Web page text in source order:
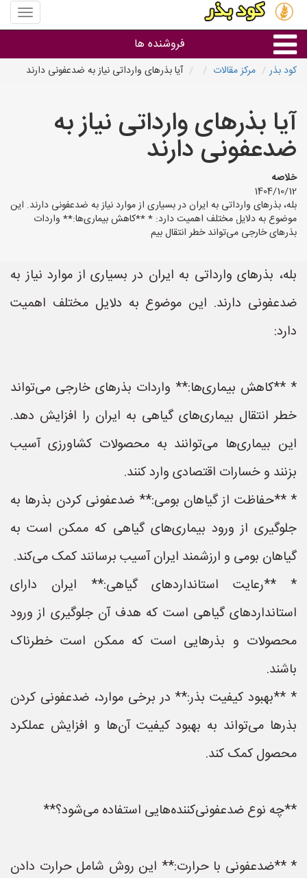
منوی
سایت
بذر
فروشنده ها
استان ها
کود بذر مرکز مقالات آیا بذرهای وارداتی نیاز به ضدعفونی دارند
آیا بذرهای وارداتی نیاز به
ضدعفونی دارند
خلاصه
1404/10/12
بله، بذرهای وارداتی به ایران در بسیاری از موارد نیاز به ضدعفونی دارند. این
موضوع به دلایل مختلف اهمیت دارد: * **کاهش بیماری‌ها:** واردات
بذرهای خارجی می‌تواند خطر انتقال بیم
بله، بذرهای وارداتی به ایران در بسیاری از موارد نیاز به
ضدعفونی دارند. این موضوع به دلایل مختلف اهمیت
دارد:
* **کاهش بیماری‌ها:** واردات بذرهای خارجی می‌تواند
خطر انتقال بیماری‌های گیاهی به ایران را افزایش دهد.
این بیماری‌ها می‌توانند به محصولات کشاورزی آسیب
بزنند و خسارات اقتصادی وارد کنند.
* **حفاظت از گیاهان بومی:** ضدعفونی کردن بذرها به
جلوگیری از ورود بیماری‌های گیاهی که ممکن است به
گیاهان بومی و ارزشمند ایران آسیب برسانند کمک می‌کند.
* **رعایت استانداردهای گیاهی:** ایران دارای
استانداردهای گیاهی است که هدف آن جلوگیری از ورود
محصولات و بذرهایی است که ممکن است خطرناک
باشند.
* **بهبود کیفیت بذر:** در برخی موارد، ضدعفونی کردن
بذرها می‌تواند به بهبود کیفیت آن‌ها و افزایش عملکرد
محصول کمک کند.
**چه نوع ضدعفونی‌کننده‌هایی استفاده می‌شود؟**
* **ضدعفونی با حرارت:** این روش شامل حرارت دادن